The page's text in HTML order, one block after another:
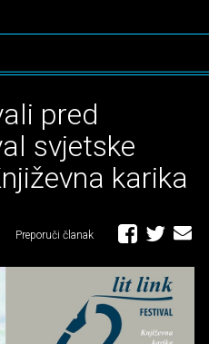
pred
svjetske
karika
Preporuči članak